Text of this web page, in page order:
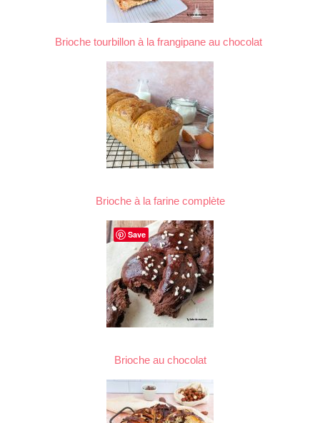
Brioche tourbillon à la frangipane au chocolat
Brioche à la farine complète
Brioche au chocolat
Save